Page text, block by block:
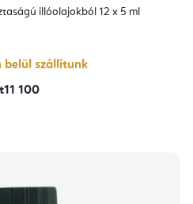
illóolajokból 12 x 5 ml
belül szállítunk
100